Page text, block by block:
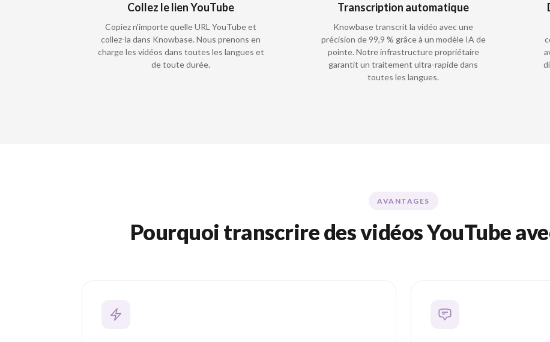
Collez le lien YouTube
Copiez n'importe quelle URL YouTube et
collez-la dans Knowbase. Nous prenons en
charge les vidéos dans toutes les langues et
de toute durée.
Transcription automatique
Knowbase transcrit la vidéo avec une
précision de 99,9 % grâce à un modèle IA de
pointe. Notre infrastructure propriétaire
garantit un traitement ultra-rapide dans
toutes les langues.
AVANTAGES
Pourquoi transcrire des vidéos YouTube